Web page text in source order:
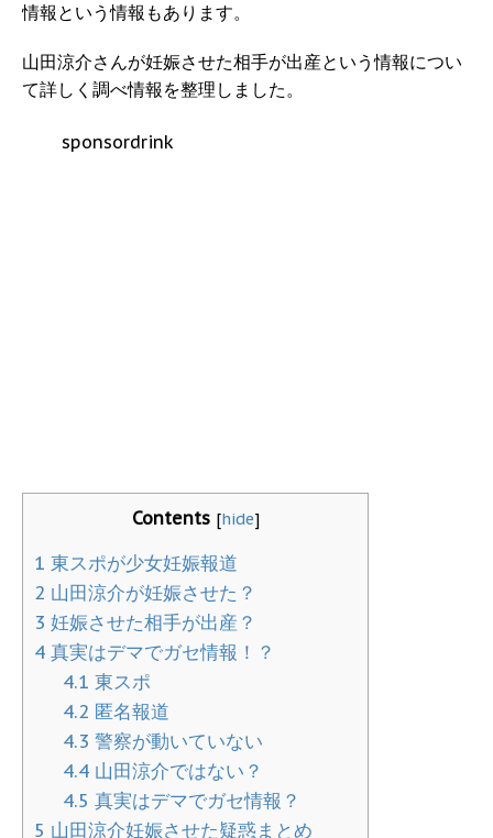
情報という情報もあります。
山田涼介さんが妊娠させた相手が出産という情報につい
て詳しく調べ情報を整理しました。
sponsordrink
Contents [hide]
1 東スポが少女妊娠報道
2 山田涼介が妊娠させた？
3 妊娠させた相手が出産？
4 真実はデマでガセ情報！？
4.1 東スポ
4.2 匿名報道
4.3 警察が動いていない
4.4山田涼介ではない？
4.5 真実はデマでガセ情報？
5 山田涼介妊娠させた疑惑まとめ